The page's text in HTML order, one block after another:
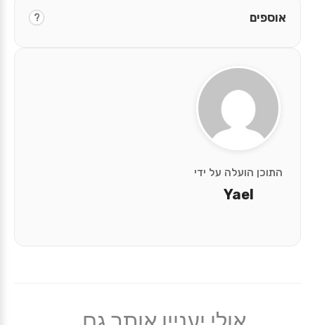
התוכן הועלה על ידי
Yael
אוספים ?